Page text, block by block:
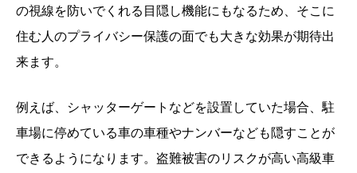
の視線を防いでくれる目隠し機能にもなるため、そこに
住む人のプライバシー保護の面でも大きな効果が期待出
来ます。
例えば、シャッターゲートなどを設置していた場合、駐
車場に停めている車の車種やナンバーなども隠すことが
できるようになります。盗難被害のリスクが高い高級車